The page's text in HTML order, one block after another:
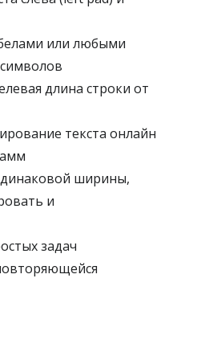
или любыми
длина строки от
текста онлайн
ширины,
и
задач